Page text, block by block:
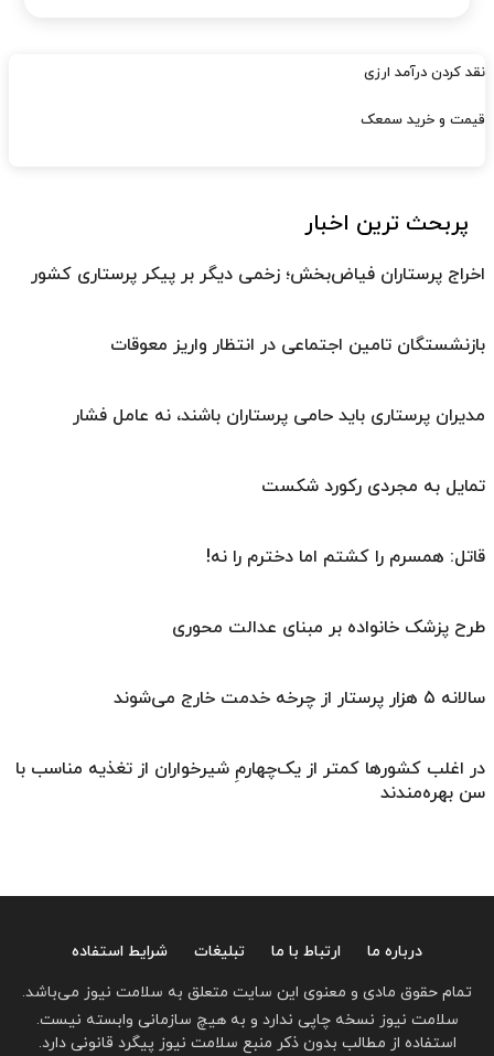
نقد کردن درآمد ارزی
قیمت و خرید سمعک
پربحث ترین اخبار
اخراج پرستاران فیاض‌بخش؛ زخمی دیگر بر پیکر پرستاری کشور
بازنشستگان تامین اجتماعی در انتظار واریز معوقات
مدیران پرستاری باید حامی پرستاران باشند، نه عامل فشار
تمایل به مجردی رکورد شکست
قاتل: همسرم را کشتم اما دخترم را نه!
طرح پزشک خانواده بر مبنای عدالت محوری
سالانه ۵ هزار پرستار از چرخه خدمت خارج می‌شوند
در اغلب کشورها کمتر از یک‌چهارمِ شیرخواران از تغذیه مناسب با
سن بهره‌مندند
درباره ما ارتباط با ما تبلیغات
شرایط استفاده
تمام حقوق مادی و معنوی این سایت متعلق به سلامت نیوز می‌باشد.
سلامت نیوز نسخه چاپی ندارد و به هیچ سازمانی وابسته نیست.
استفاده از مطالب بدون ذکر منبع سلامت نیوز پیگرد قانونی دارد.